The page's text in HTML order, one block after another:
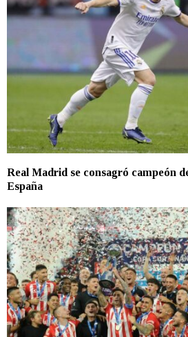
Real Madrid se consagró campeón
España